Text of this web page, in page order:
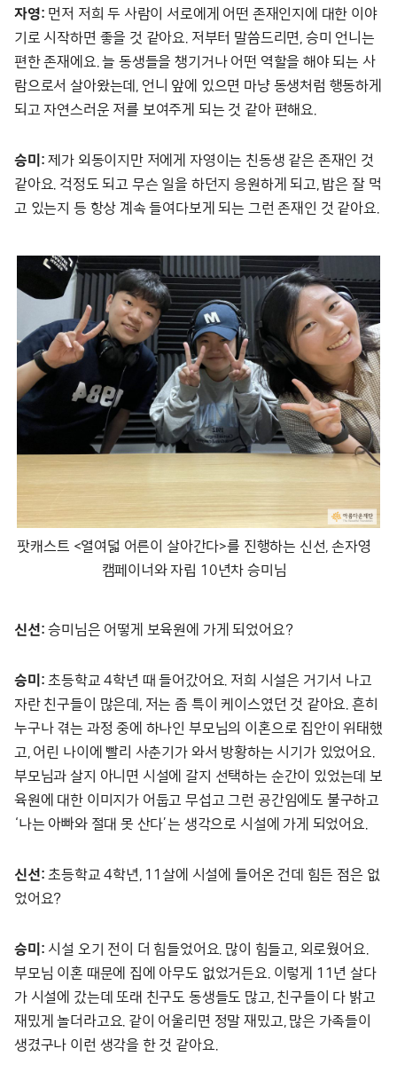
자영: 먼저 저희 두 사람이 서로에게 어떤 존재인지에 대한 이야
기로 시작하면 좋을 것 같아요. 저부터 말씀드리면, 승미 언니는
편한 존재에요. 늘 동생들을 챙기거나 어떤 역할을 해야 되는 사
람으로서 살아왔는데, 언니 앞에 있으면 마냥 동생처럼 행동하게
되고 자연스러운 저를 보여주게 되는 것 같아 편해요.
승미: 제가 외동이지만 저에게 자영이는 친동생 같은 존재인 것
같아요. 걱정도 되고 무슨 일을 하던지 응원하게 되고, 밥은 잘 먹
고 있는지 등 항상 계속 들여다보게 되는 그런 존재인 것 같아요.
팟캐스트 <열여덟 어른이 살아간다>를 진행하는 신선, 손자영
캠페이너와 자립 10년차 승미님
신선: 승미님은 어떻게 보육원에 가게 되었어요?
승미: 초등학교 4학년 때 들어갔어요. 저희 시설은 거기서 나고
자란 친구들이 많은데, 저는 좀 특이 케이스였던 것 같아요. 흔히
누구나 겪는 과정 중에 하나인 부모님의 이혼으로 집안이 위태했
고, 어린 나이에 빨리 사춘기가 와서 방황하는 시기가 있었어요.
부모님과 살지 아니면 시설에 갈지 선택하는 순간이 있었는데 보
육원에 대한 이미지가 어둡고 무섭고 그런 공간임에도 불구하고
‘나는 아빠와 절대 못 산다’는 생각으로 시설에 가게 되었어요.
신선: 초등학교 4학년, 11살에 시설에 들어온 건데 힘든 점은 없
었어요?
승미: 시설 오기 전이 더 힘들었어요. 많이 힘들고, 외로웠어요.
부모님 이혼 때문에 집에 아무도 없었거든요. 이렇게 11년 살다
가 시설에 갔는데 또래 친구도 동생들도 많고, 친구들이 다 밝고
재밌게 놀더라고요. 같이 어울리면 정말 재밌고, 많은 가족들이
생겼구나 이런 생각을 한 것 같아요.